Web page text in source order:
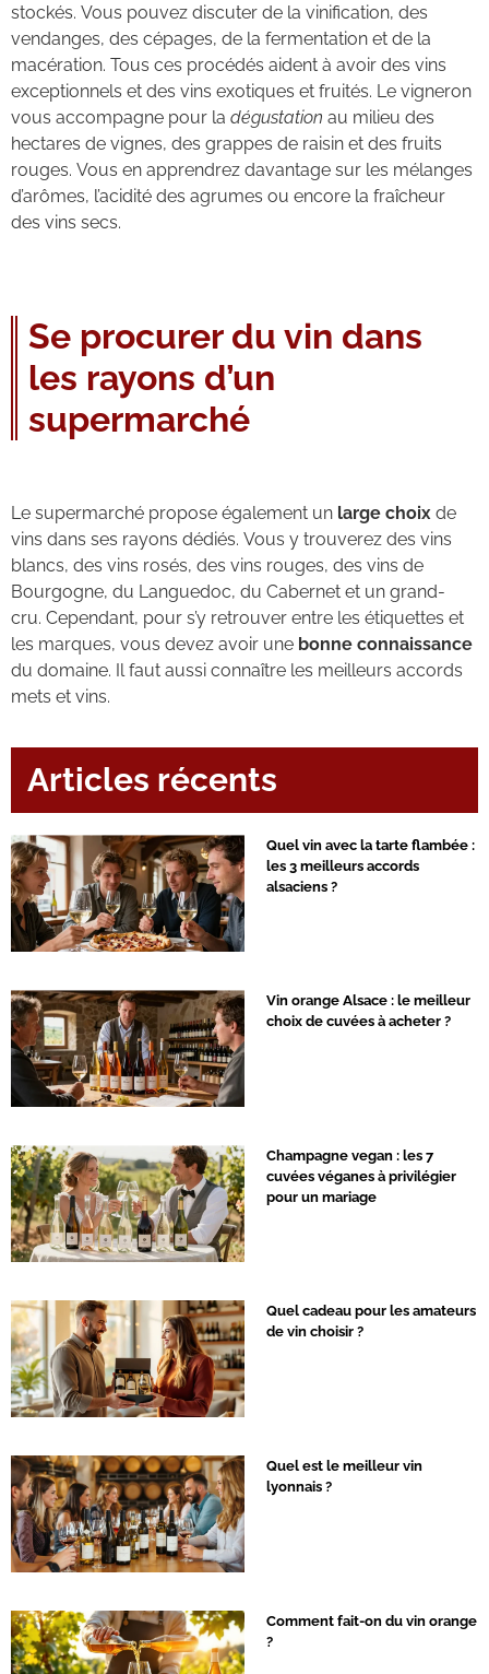
stockés. Vous pouvez discuter de la vinification, des
vendanges, des cépages, de la fermentation et de la
macération. Tous ces procédés aident à avoir des vins
exceptionnels et des vins exotiques et fruités. Le vigneron
vous accompagne pour la dégustation au milieu des
hectares de vignes, des grappes de raisin et des fruits
rouges. Vous en apprendrez davantage sur les mélanges
d’arômes, l’acidité des agrumes ou encore la fraîcheur
des vins secs.
Se procurer du vin dans
les rayons d’un
supermarché
Le supermarché propose également un large choix de
vins dans ses rayons dédiés. Vous y trouverez des vins
blancs, des vins rosés, des vins rouges, des vins de
Bourgogne, du Languedoc, du Cabernet et un grand-
cru. Cependant, pour s’y retrouver entre les étiquettes et
les marques, vous devez avoir une bonne connaissance
du domaine. Il faut aussi connaître les meilleurs accords
mets et vins.
Articles récents
Quel vin avec la tarte flambée :
les 3 meilleurs accords
alsaciens ?
Vin orange Alsace : le meilleur
choix de cuvées à acheter ?
Champagne vegan : les 7
cuvées véganes à privilégier
pour un mariage
Quel cadeau pour les amateurs
de vin choisir ?
Quel est le meilleur vin
lyonnais ?
Comment fait-on du vin orange
?